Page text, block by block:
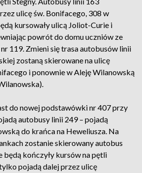
ulicę św. Bonifacego, 308 w
kursowały ulicą Joliot-Curie i
powrót do domu uczniów ze
119. Zmieni się trasa autobusów linii
zostaną skierowane na ulicę
i ponownie w Aleję Wilanowską
do nowej podstawówki nr 407 przy
autobusy linii 249 – pojadą
do krańca na Heweliusza. Na
zostanie skierowany autobus
będą kończyły kursów na pętli
pojadą dalej przez ulicę